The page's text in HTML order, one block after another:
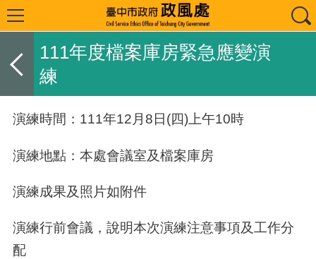
111年度檔案庫房緊急應變演
練
演練時間： 111年12 月8日(四) 上午10時
演練地點：本處會議室及檔案庫房
演練成果及照片如附件
演練行前會議，說明本次演練注意事項及工作分
配